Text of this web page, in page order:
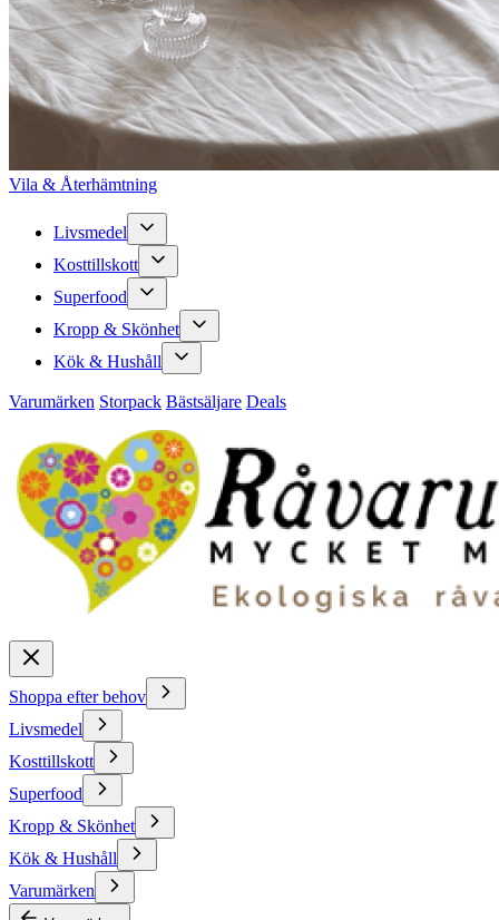
Vila & Återhämtning
Livsmedel
Kosttillskott
Superfood
Kropp & Skönhet
Kök & Hushåll
Varumärken Storpack Bästsäljare Deals
Shoppa efter behov
Livsmedel
Kosttillskott
Superfood
Kropp & Skönhet
Kök & Hushåll
Varumärken